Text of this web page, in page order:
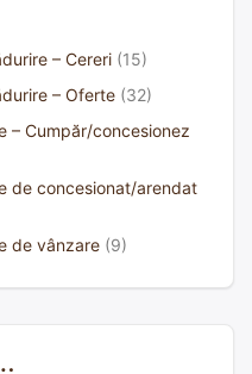
– Cereri (15)
– Oferte (32)
– Cumpăr/concesionez
de concesionat/arendat
de vânzare (9)